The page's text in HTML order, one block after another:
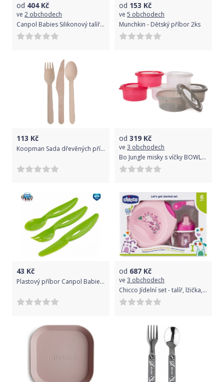
od 404Kč
ve 2 obchodech
Canpol Babies Silikonový talířek s přísavkou 500 ml - růžový
od 153 Kč
ve 5 obchodech
Munchkin - Dětský příbor 2ks
113 Kč
Koopman Sada dřevěných příborů, 48 ks
od 319 Kč
ve 3 obchodech
Bo Jungle misky s víčky BOWLS Pink/White/Grey 300ml (6ks)
43 Kč
Plastový příbor Canpol Babies - zelený
od 687 Kč
ve 3 obchodech
Chicco Jídelní set - talíř, lžička, hrnek, 6 m+ - růžový